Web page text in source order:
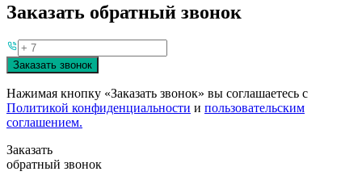
Заказать обратный звонок
Заказать звонок
Нажимая кнопку «Заказать звонок» вы соглашаетесь с
Политикой конфиденциальности и пользовательским
соглашением.
Заказать
обратный звонок